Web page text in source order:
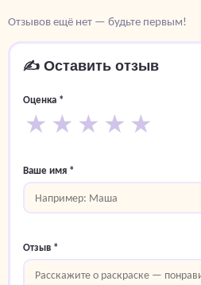
Отзывов ещё нет — будьте первым!
✍️ Оставить отзыв
Оценка *
★ ★ ★ ★ ★
Ваше имя *
Отзыв *